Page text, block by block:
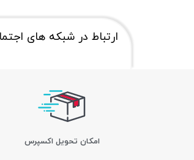
ارتباط در شبکه های
اﻣﮑﺎن ﺗﺤﻮﯾﻞ اﮐﺴﭙﺮس